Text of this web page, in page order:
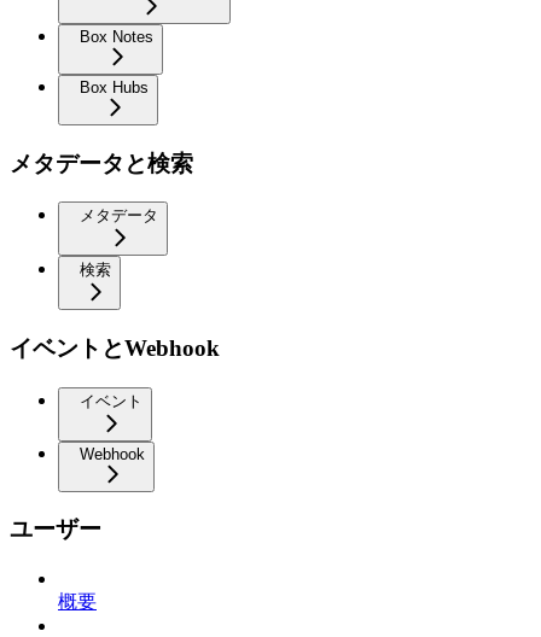
Box Notes
Box Hubs
メタデータと検索
メタデータ
検索
イベントとWebhook
イベント
Webhook
ユーザー
概要